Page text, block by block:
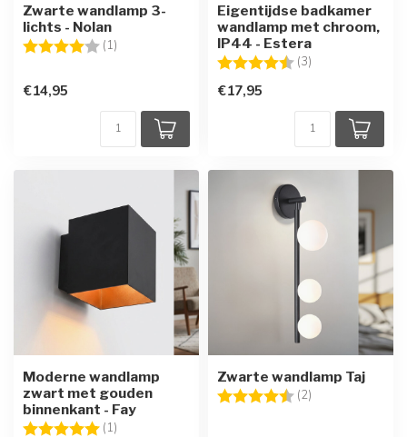
Zwarte wandlamp 3-
lichts - Nolan
Beoordeling: (1)
€14,95
Eigentijdse badkamer
wandlamp met chroom,
IP44 - Estera
Beoordeling: (3)
€17,95
Moderne wandlamp
zwart met gouden
binnenkant - Fay
Beoordeling: (1)
Zwarte wandlamp Taj
Beoordeling: (2)